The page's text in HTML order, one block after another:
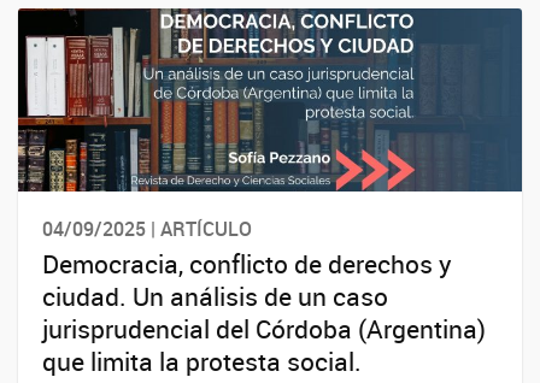
04/09/2025 | ARTÍCULO
Democracia, conflicto de derechos y
ciudad. Un análisis de un caso
jurisprudencial del Córdoba (Argentina)
que limita la protesta social.